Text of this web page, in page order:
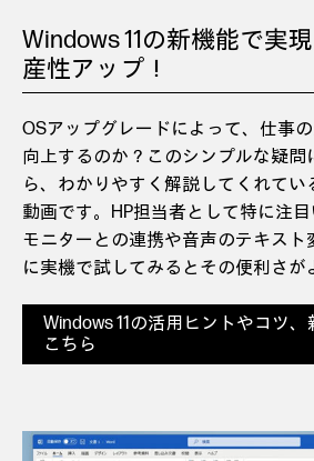
Windows 11の新機能で実
産性アップ！
OSアップグレードによって、仕事
向上するのか？このシンプルな疑問
ら、わかりやすく解説してくれて
動画です。HP担当者として特に注目
モニターとの連携や音声のテキスト
に実機で試してみるとその便利さが
Windows 11の活用ヒントやコツ
こちら